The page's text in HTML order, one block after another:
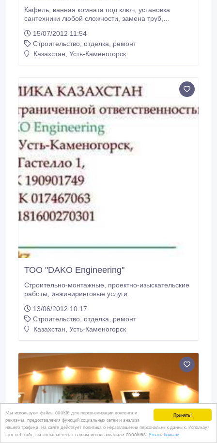
Принять!
Мы используем файлы cookie для персонализации контента и
рекламы, предоставления функций социальных сетей и анализа
нашего трафика. На сайте действует политика о неразглашении персональных данных. Используя
этот веб-сайт, вы соглашаетесь с нашим использованием coookies. Узнать больше
Кафель, ванная комната под ключ, установка
сантехники любой сложности, замена труб,
металлопластик, установка дверей, оконные откосы,
электрика любой сложности, мелкосрочный ремонт..
15/07/2012 11:54
Строительство, отделка, ремонт
Казахстан, Усть-Каменогорск
ТОО "DAKO Engineering"
Строительно-монтажные, проектно-изыскательские
работы, инжиниринговые услуги.
13/06/2012 10:17
Строительство, отделка, ремонт
Казахстан, Усть-Каменогорск